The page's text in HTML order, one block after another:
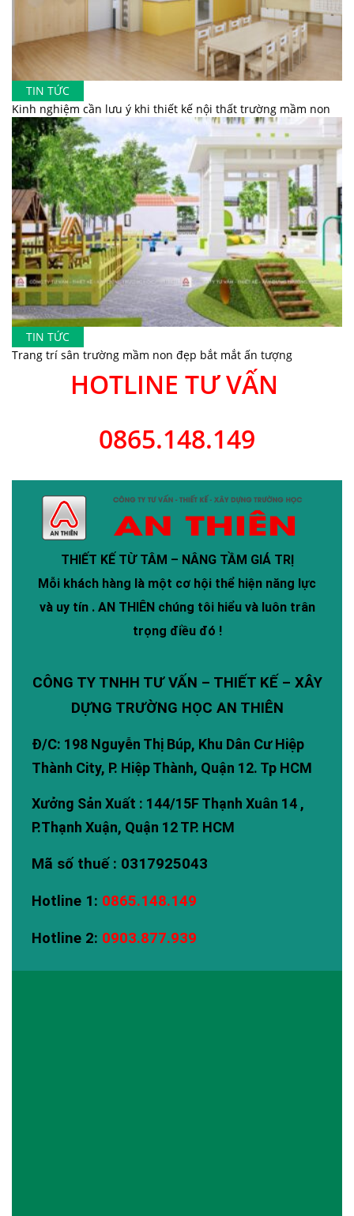
TIN TỨC
Kinh nghiệm cần lưu ý khi thiết kế nội thất trường mầm non
TIN TỨC
Trang trí sân trường mầm non đẹp bắt mắt ấn tượng
HOTLINE TƯ VẤN
0865.148.149
THIẾT KẾ TỪ TÂM – NÂNG TẦM GIÁ TRỊ
Mỗi khách hàng là một cơ hội thể hiện năng lực
và uy tín . AN THIÊNchúng tôi hiểu và luôn trân
trọng điều đó !
CÔNG TY TNHH TƯ VẤN – THIẾT KẾ – XÂY
DỰNG TRƯỜNG HỌC AN THIÊN
Đ/C: 198 Nguyễn Thị Búp, Khu Dân Cư Hiệp
Thành City, P. Hiệp Thành, Quận 12. Tp HCM
Xưởng Sản Xuất : 144/15F Thạnh Xuân 14 ,
P.Thạnh Xuận, Quận 12 TP. HCM
Mã số thuế : 0317925043
Hotline 1: 0865.148.149
Hotline 2: 0903.877.939